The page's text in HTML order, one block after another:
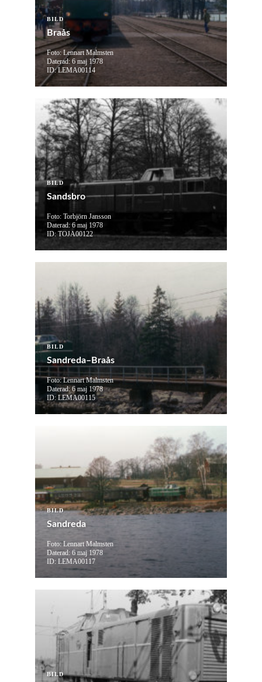
BILD
Braås
Foto: Lennart Malmsten
Daterad: 6 maj 1978
ID: LEMA00114
BILD
Sandsbro
Foto: Torbjörn Jansson
Daterad: 6 maj 1978
ID: TOJA00122
BILD
Sandreda–Braås
Foto: Lennart Malmsten
Daterad: 6 maj 1978
ID: LEMA00115
BILD
Sandreda
Foto: Lennart Malmsten
Daterad: 6 maj 1978
ID: LEMA00117
BILD